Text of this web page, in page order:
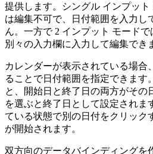
提供します。シングル インプッ
は編集不可で、日付範囲を入力し
ん。一方で 2 インプット モード
別々の入力欄に入力して編集でき
カレンダーが表示されている場合
ることで日付範囲を指定できます
と、開始日と終了日の両方がその
を選ぶと終了日として設定されま
ている状態で別の日付をクリック
が開始されます。
双方向のデータバインディングを